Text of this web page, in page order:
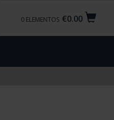
€0.00
0 ELEMENTOS